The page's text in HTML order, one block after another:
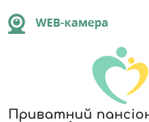
Приватний